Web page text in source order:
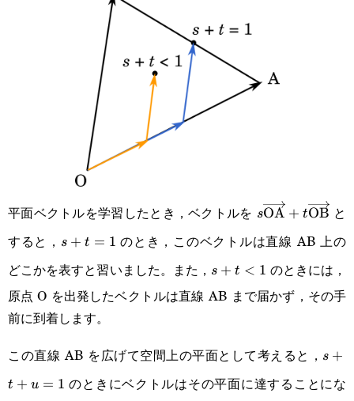
平面ベクトルを学習したとき，ベクトルを sOA + tOB と
すると， s+t=1
s + t = 1 のとき，このベクトルは直線 AB 上の
どこかを表すと習いました。また， s+t<1
s + t < 1 のときには，
原点 O を出発したベクトルは直線 AB まで届かず，その手
前に到着します。
この直線 AB を広げて空間上の平面として考えると， s +
t + u = 1 のときにベクトルはその平面に達することにな